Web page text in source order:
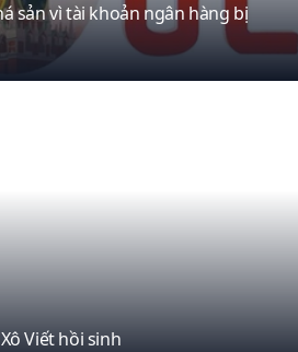
sản vì tài khoản ngân hàng bị
Viết hồi sinh